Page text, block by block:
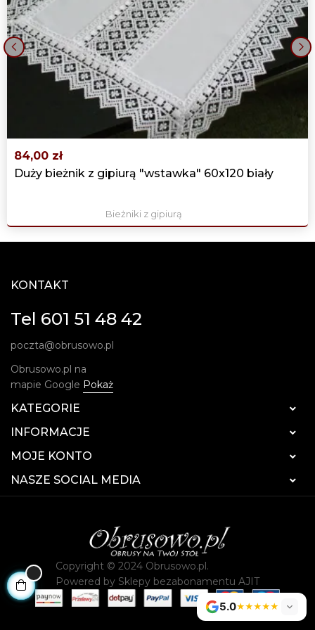
999,00 zł
84,00 zł
Duży bieżnik z gipiurą "wstawka" 60x120 biały
Bieżniki z gipiurą
›
KONTAKT
Tel 601 51 48 42
poczta@obrusowo.pl
Obrusowo.pl na
mapie Google Pokaż
KATEGORIE 
INFORMACJE 
MOJE KONTO 
NASZE SOCIAL MEDIA 
5.0★★★★★
Copyright © 2024 Obrusowo.pl.
Powered by Sklepy bezabonamentu AJIT